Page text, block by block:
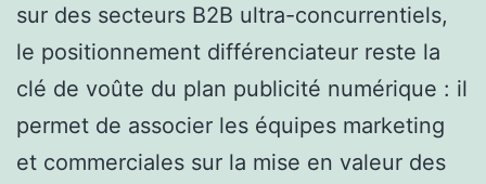
sur des secteurs B2B ultra-concurrentiels,
le positionnement différenciateur reste la
clé de voûte du plan publicité numérique : il
permet de associer les équipes marketing
et commerciales sur la mise en valeur des